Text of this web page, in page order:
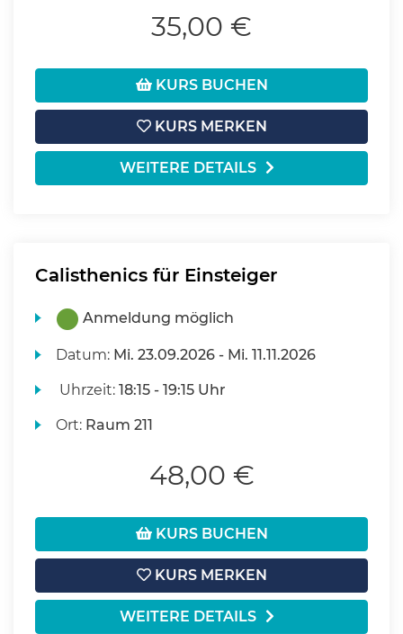
35,00 €
KURS BUCHEN
KURS MERKEN
WEITERE DETAILS
Calisthenics für Einsteiger
Anmeldung möglich
Datum: Mi. 23.09.2026 - Mi. 11.11.2026
Uhrzeit:18:15 - 19:15 Uhr
Ort: Raum 211
48,00 €
KURS BUCHEN
KURS MERKEN
WEITERE DETAILS